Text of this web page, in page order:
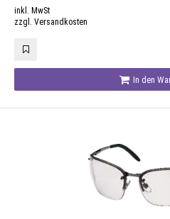
inkl. MwSt
zzgl. Versandkosten
In den